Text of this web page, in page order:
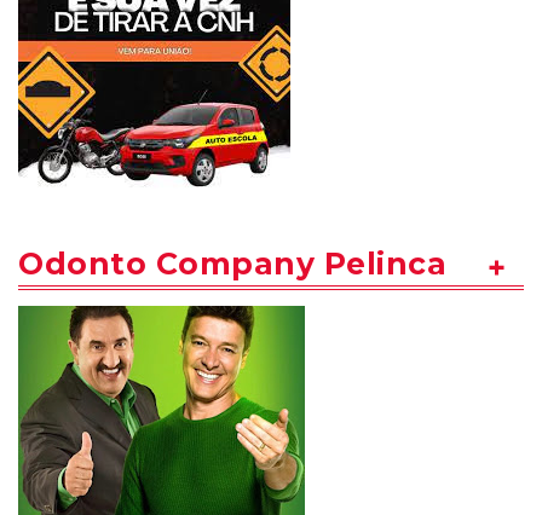
Odonto Company Pelinca